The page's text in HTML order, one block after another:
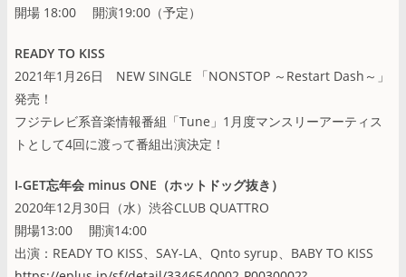
開場 18:00 開演19:00（予定）
READY TO KISS
2021年1月26日 NEW SINGLE 「NONSTOP ～Restart Dash～」
発売！
フジテレビ系音楽情報番組「Tune」1月度マンスリーアーティス
トとして4回に渡って番組出演決定！
I-GET忘年会 minus ONE（ホットドッグ抜き）
2020年12月30日（水）渋谷CLUB QUATTRO
開場13:00 開演14:00
出演：READY TO KISS、SAY-LA、Qnto syrup、BABY TO KISS